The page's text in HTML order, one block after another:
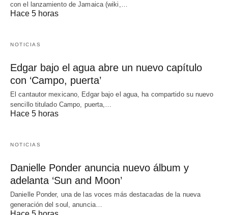
con el lanzamiento de Jamaica (wiki,…
Hace 5 horas
NOTICIAS
Edgar bajo el agua abre un nuevo capítulo
con ‘Campo, puerta’
El cantautor mexicano, Edgar bajo el agua, ha compartido su nuevo
sencillo titulado Campo, puerta,…
Hace 5 horas
NOTICIAS
Danielle Ponder anuncia nuevo álbum y
adelanta ‘Sun and Moon’
Danielle Ponder, una de las voces más destacadas de la nueva
generación del soul, anuncia…